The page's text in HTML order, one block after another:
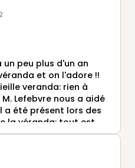
! Le projet
notre maison de
au delà de nos
les conseils de
N'hésitez plus c'est
vous trouverez une
un soutien dans
wahoo pour un
!
aussi a été tout a fait
des 6 poseurs qui
soigné.
notre choix et nous
a reprocher.
peu plus d'un an
et on l'adore !!
veranda: rien à
Lefebvre nous a aidé
a été présent lors des
la véranda: tout est
à toute l'équipe !